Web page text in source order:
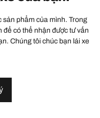
phẩm của mình. Trong
để có thể nhận được tư vấn
Chúng tôi chúc bạn lái xe